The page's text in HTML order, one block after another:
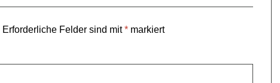
Erforderliche Felder sind mit* markiert